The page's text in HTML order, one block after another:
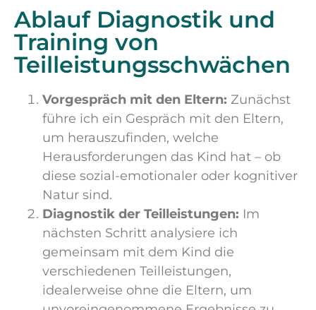
Ablauf Diagnostik und
Training von
Teilleistungsschwächen
Vorgespräch mit den Eltern: Zunächst
führe ich ein Gespräch mit den Eltern,
um herauszufinden, welche
Herausforderungen das Kind hat – ob
diese sozial-emotionaler oder kognitiver
Natur sind.
Diagnostik der Teilleistungen: Im
nächsten Schritt analysiere ich
gemeinsam mit dem Kind die
verschiedenen Teilleistungen,
idealerweise ohne die Eltern, um